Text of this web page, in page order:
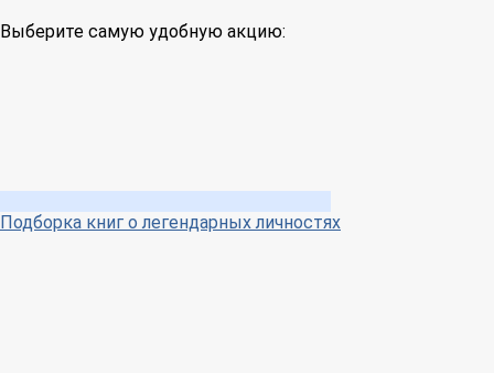
Выберите самую удобную акцию:
Подборка книг о легендарных личностях